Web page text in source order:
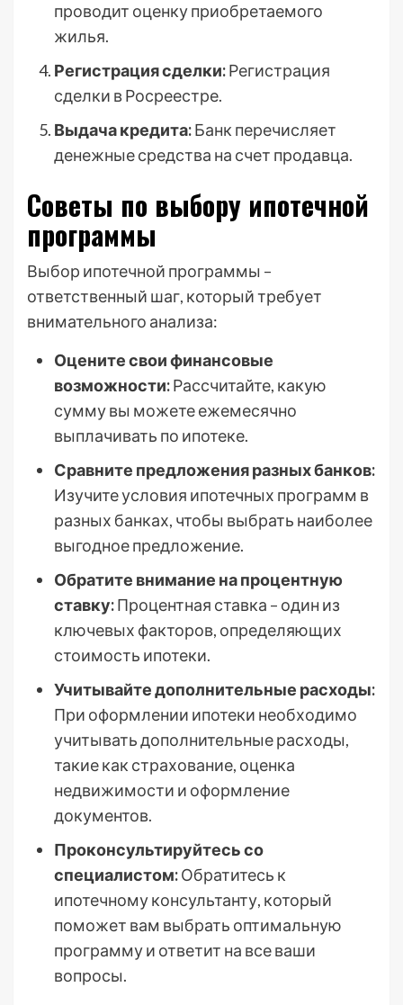
проводит оценку приобретаемого
жилья.
Регистрация сделки:Регистрация
сделки в Росреестре.
Выдача кредита:Банк перечисляет
денежные средства на счет продавца.
Советы по выбору ипотечной
программы
Выбор ипотечной программы –
ответственный шаг, который требует
внимательного анализа:
Оцените свои финансовые
возможности:Рассчитайте, какую
сумму вы можете ежемесячно
выплачивать по ипотеке.
Сравните предложения разных банков:
Изучите условия ипотечных программ в
разных банках, чтобы выбрать наиболее
выгодное предложение.
Обратите внимание на процентную
ставку:Процентная ставка – один из
ключевых факторов, определяющих
стоимость ипотеки.
Учитывайте дополнительные расходы:
При оформлении ипотеки необходимо
учитывать дополнительные расходы,
такие как страхование, оценка
недвижимости и оформление
документов.
Проконсультируйтесь со
специалистом:Обратитесь к
ипотечному консультанту, который
поможет вам выбрать оптимальную
программу и ответит на все ваши
вопросы.